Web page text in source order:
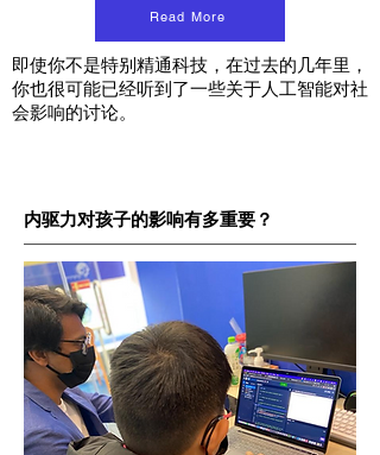
Read More
即使你不是特别精通科技，在过去的几年里，
你也很可能已经听到了一些关于人工智能对社
会影响的讨论。
内驱力对孩子的影响有多重要？